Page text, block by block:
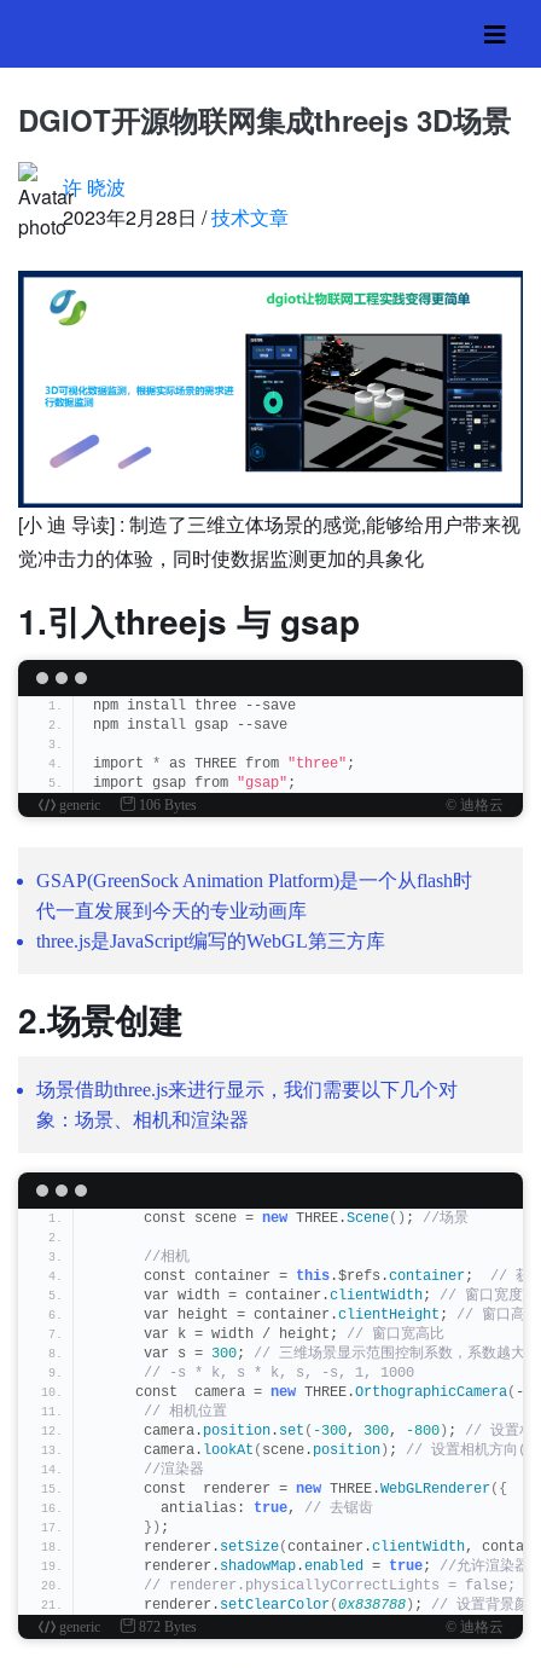
DGIOT开源物联网集成
threejs 3D场景
DGIOT开源物联网集成threejs 3D场景
许 晓波
2023年2月28日 /技术文章
[小 迪 导读] : 制造了三维立体场景的感觉,能够给用户带来视
觉冲击力的体验，同时使数据监测更加的具象化
1.引入threejs 与 gsap
npm install three --save
npm install gsap --save
import * as THREE from "three" ;
import gsap from "gsap" ;
generic
106 Bytes © 迪格云
GSAP(GreenSock Animation Platform)是一个从flash时
代一直发展到今天的专业动画库
three.js是JavaScript编写的WebGL第三方库
2.场景创建
场景借助three.js来进行显示，我们需要以下几个对
象：场景、相机和渲染器
      const scene =
new THREE.Scene() ; //场景
//相机
      const container =
this .$refs.container;
// 获
      var width = container.
clientWidth;
// 窗口宽度
      var height = container.
clientHeight ;
// 窗口高度
      var k = width / height;
// 窗口宽高比
      var s =
300;
// 三维场景显示范围控制系数，系数越大，
// -s * k, s * k, s, -s, 1, 1000
     const  camera =
new THREE.OrthographicCamera( -s
// 相机位置
      camera.
position . set ( -300, 300, -800) ;
// 设置相
      camera.
lookAt ( scene. position) ;
// 设置相机方向(指
//渲染器
      const  renderer =
new THREE.WebGLRenderer({
        antialias:
true,
// 去锯齿
}) ;
      renderer.
setSize(container.clientWidth,
      renderer.
shadowMap .enabled = true;
//允许渲染器
// renderer.physicallyCorrectLights = false;
      renderer.
setClearColor(0x838788) ;
// 设置背景颜
generic
872 Bytes © 迪格云